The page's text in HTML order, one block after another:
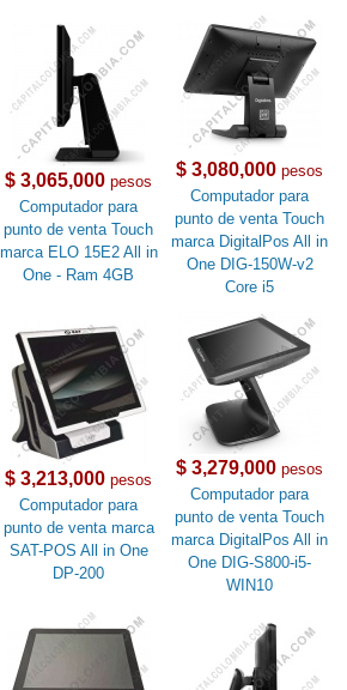
$ 3,065,000 pesos
Computador para
punto de venta Touch
marca ELO 15E2 All in
One - Ram 4GB
$ 3,080,000 pesos
Computador para
punto de venta Touch
marca DigitalPos All in
One DIG-150W-v2
Core i5
$ 3,213,000 pesos
Computador para
punto de venta marca
SAT-POS All in One
DP-200
$ 3,279,000 pesos
Computador para
punto de venta Touch
marca DigitalPos All in
One DIG-S800-i5-
WIN10